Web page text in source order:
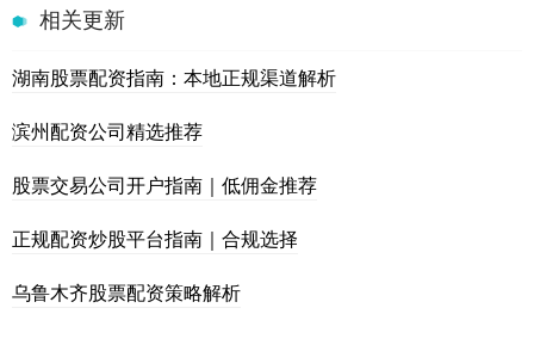
相关更新
湖南股票配资指南：本地正规渠道解析
滨州配资公司精选推荐
股票交易公司开户指南｜低佣金推荐
正规配资炒股平台指南｜合规选择
乌鲁木齐股票配资策略解析